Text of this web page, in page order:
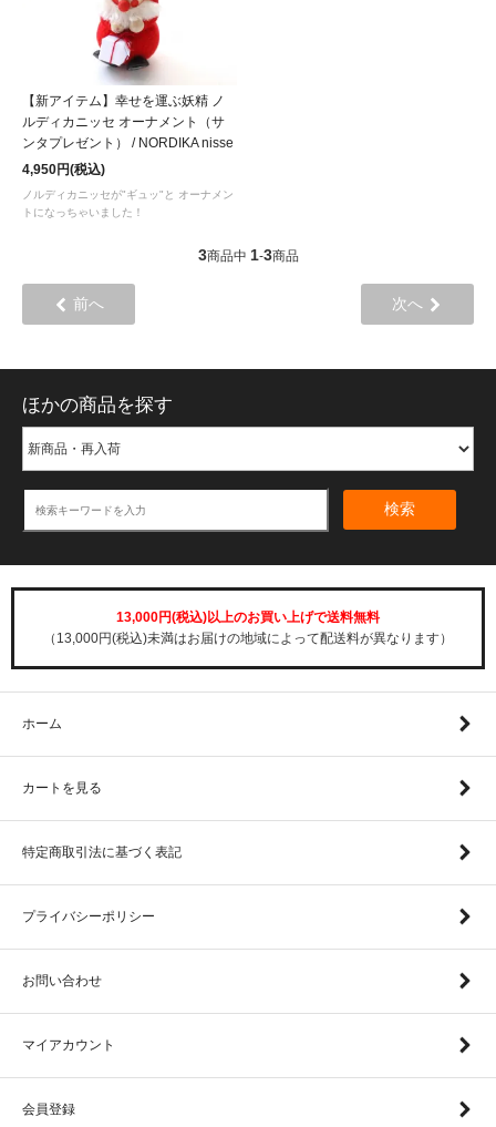
【新アイテム】幸せを運ぶ妖精 ノ
ルディカニッセ オーナメント（サ
ンタプレゼント） / NORDIKA nisse
4,950円(税込)
ノルディカニッセが"ギュッ"と オーナメン
トになっちゃいました！
3商品中 1-3商品
前へ 次へ
ほかの商品を探す
検索
13,000円(税込)以上のお買い上げで送料無料
（13,000円(税込)未満はお届けの地域によって配送料が異なります）
ホーム
カートを見る
特定商取引法に基づく表記
プライバシーポリシー
お問い合わせ
マイアカウント
会員登録